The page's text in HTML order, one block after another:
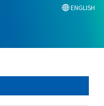
ENGLISH